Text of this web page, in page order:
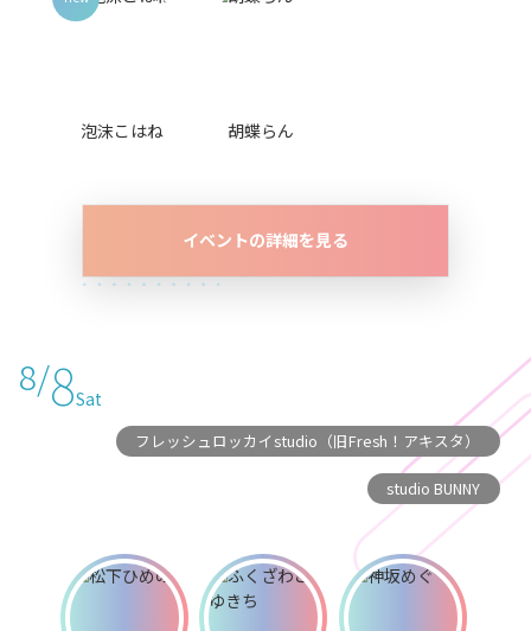
泡沫こはね 胡蝶らん
イベントの詳細を見る
8/8Sat
フレッシュロッカイstudio（旧Fresh！アキスタ）
studio BUNNY